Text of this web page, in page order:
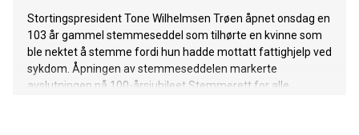
Stortingspresident Tone Wilhelmsen Trøen åpnet onsdag en
103 år gammel stemmeseddel som tilhørte en kvinne som
ble nektet å stemme fordi hun hadde mottatt fattighjelp ved
sykdom. Åpningen av stemmeseddelen markerte
avslutningen på 100-årsjubileet Stemmerett for alle.